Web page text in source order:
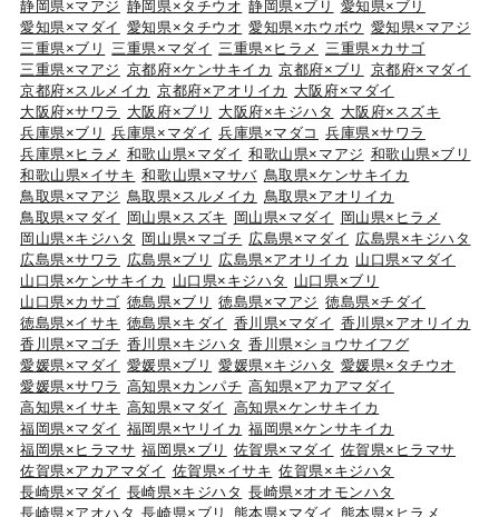
静岡県×マアジ 静岡県×タチウオ 静岡県×ブリ
愛知県×ブリ
愛知県×マダイ 愛知県×タチウオ 愛知県×ホウボウ 愛知県×マアジ
三重県×ブリ
三重県×マダイ 三重県×ヒラメ
三重県×カサゴ
三重県×マアジ 京都府×ケンサキイカ 京都府×ブリ
京都府×マダイ
京都府×スルメイカ 京都府×アオリイカ
大阪府×マダイ
大阪府×サワラ
大阪府×ブリ 大阪府×キジハタ
大阪府×スズキ
兵庫県×ブリ
兵庫県×マダイ 兵庫県×マダコ
兵庫県×サワラ
兵庫県×ヒラメ 和歌山県×マダイ 和歌山県×マアジ 和歌山県×ブリ
和歌山県×イサキ 和歌山県×マサバ 鳥取県×ケンサキイカ
鳥取県×マアジ 鳥取県×スルメイカ 鳥取県×アオリイカ
鳥取県×マダイ
岡山県×スズキ 岡山県×マダイ
岡山県×ヒラメ
岡山県×キジハタ
岡山県×マゴチ 広島県×マダイ 広島県×キジハタ
広島県×サワラ
広島県×ブリ 広島県×アオリイカ 山口県×マダイ
山口県×ケンサキイカ
山口県×キジハタ
山口県×ブリ
山口県×カサゴ 徳島県×ブリ 徳島県×マアジ 徳島県×チダイ
徳島県×イサキ 徳島県×キダイ 香川県×マダイ 香川県×アオリイカ
香川県×マゴチ 香川県×キジハタ 香川県×ショウサイフグ
愛媛県×マダイ 愛媛県×ブリ 愛媛県×キジハタ 愛媛県×タチウオ
愛媛県×サワラ 高知県×カンパチ 高知県×アカアマダイ
高知県×イサキ 高知県×マダイ 高知県×ケンサキイカ
福岡県×マダイ 福岡県×ヤリイカ 福岡県×ケンサキイカ
福岡県×ヒラマサ 福岡県×ブリ 佐賀県×マダイ 佐賀県×ヒラマサ
佐賀県×アカアマダイ 佐賀県×イサキ 佐賀県×キジハタ
長崎県×マダイ 長崎県×キジハタ 長崎県×オオモンハタ
長崎県×アオハタ 長崎県×ブリ 熊本県×マダイ 熊本県×ヒラメ